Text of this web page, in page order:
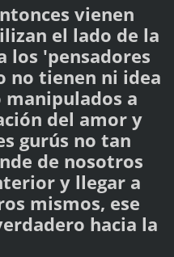
vienen
el lado de la
los 'pensadores
no tienen ni idea
manipulados a
del amor y
gurús no tan
de nosotros
y llegar a
mismos, ese
hacia la